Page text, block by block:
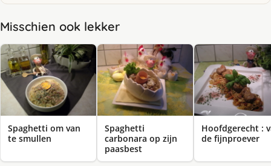
Misschien ook lekker
Spaghetti om van
te smullen
Spaghetti
carbonara op zijn
paasbest
Hoofdgerecht :
de fijnproever